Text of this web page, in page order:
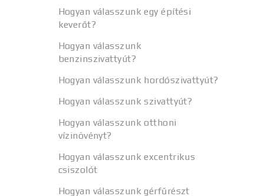
Hogyan válasszunk egy építési
keverőt?
Hogyan válasszunk
benzinszivattyút?
Hogyan válasszunk hordószivattyút?
Hogyan válasszunk szivattyút?
Hogyan válasszunk otthoni
vízinövényt?
Hogyan válasszunk excentrikus
csiszolót
Hogyan válasszunk gérfűrészt